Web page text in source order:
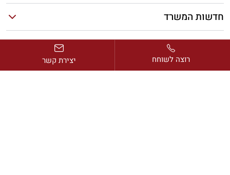
כתובת:
חדשות המשרד
מאמרים אחרונים
רוצה לשוחח יצירת קשר